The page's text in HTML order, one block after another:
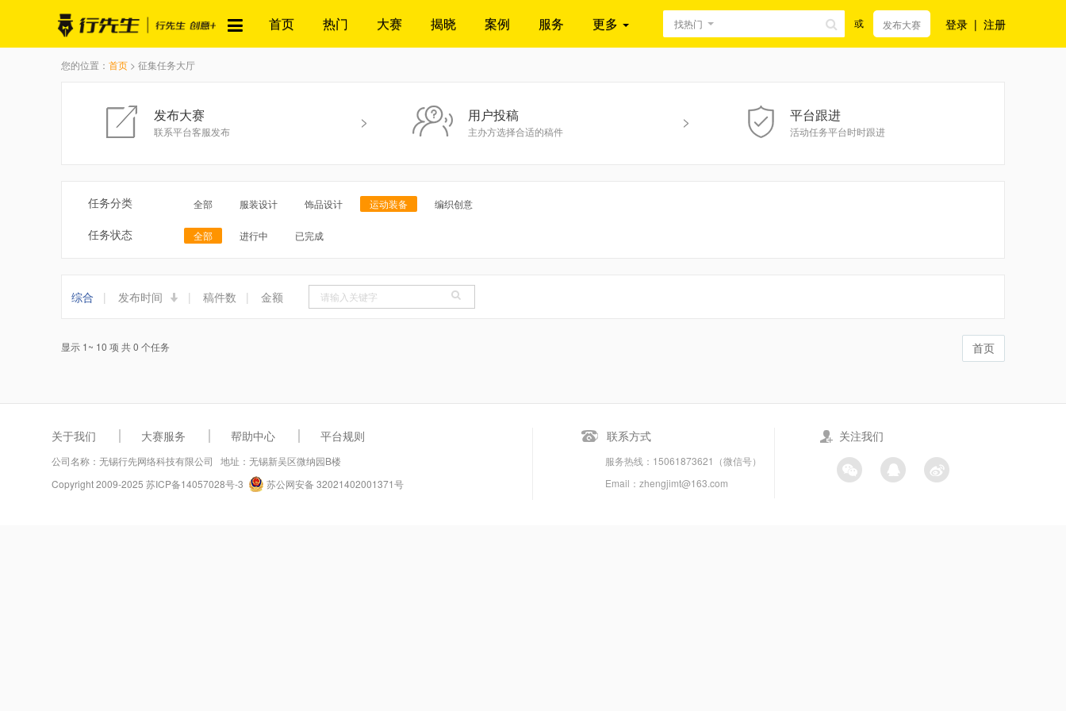
首页 热门 大赛 揭晓 案例 服务 更多 找热门 或 发布大赛 登录 | 注册
您的位置： 首页 > 征集任务大厅
发布大赛
联系平台客服发布
> 用户投稿
主办方选择合适的稿件
> 平台跟进
活动任务平台时时跟进
任务分类 全部 服装设计 饰品设计 运动装备 编织创意
任务状态 全部 进行中 已完成
综合 | 发布时间 | 稿件数 | 金额
显示 1~ 10 项 共 0 个任务 首页
关于我们 大赛服务 帮助中心 平台规则
公司名称：无锡行先网络科技有限公司 地址：无锡新吴区微纳园B楼
Copyright 2009-2025 苏ICP备14057028号-3 苏公网安备 32021402001371号
联系方式
服务热线：15061873621（微信号）
Email：zhengjimt@163.com
关注我们